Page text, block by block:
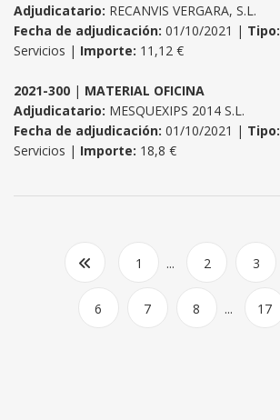
Adjudicatario: RECANVIS VERGARA, S.L.
Fecha de adjudicación: 01/10/2021 | Tipo:
Servicios | Importe: 11,12 €
2021-300 | MATERIAL OFICINA
Adjudicatario: MESQUEXIPS 2014 S.L.
Fecha de adjudicación: 01/10/2021 | Tipo:
Servicios | Importe: 18,8 €
1 ... 2 3
6 7 8 ... 17